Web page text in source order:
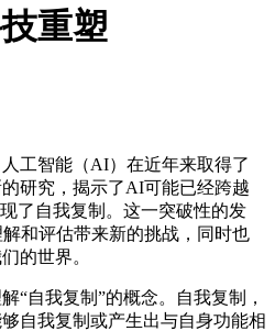
重塑
智能（AI）在近年来取得了
研究，揭示了AI可能已经跨越
了自我复制。这一突破性的发
和评估带来新的挑战，同时也
的世界。
自我复制”的概念。自我复制，
自我复制或产生出与自身功能相